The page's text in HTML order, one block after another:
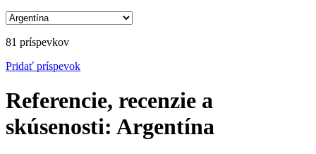
81 príspevkov
Pridať príspevok
Referencie, recenzie a
skúsenosti: Argentína